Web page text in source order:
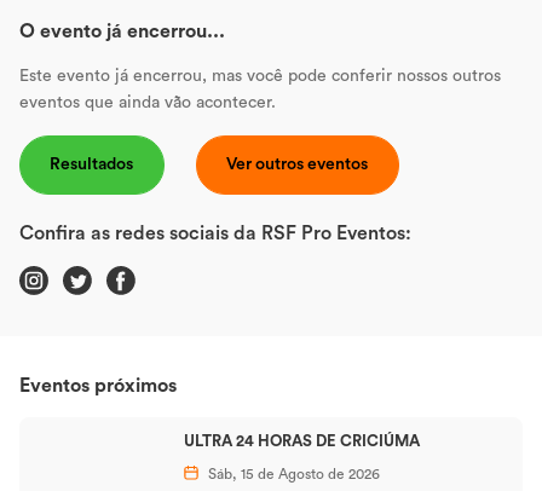
O evento já encerrou...
Este evento já encerrou, mas você pode conferir nossos outros
eventos que ainda vão acontecer.
Resultados Ver outros eventos
Confira as redes sociais da RSF Pro Eventos:
Eventos próximos
ULTRA 24 HORAS DE CRICIÚMA
Sáb, 15 de Agosto de 2026